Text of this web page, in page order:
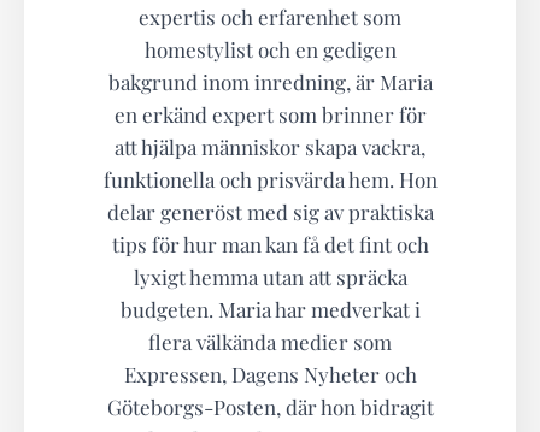
expertis och erfarenhet som
homestylist och en gedigen
bakgrund inom inredning, är Maria
en erkänd expert som brinner för
att hjälpa människor skapa vackra,
funktionella och prisvärda hem. Hon
delar generöst med sig av praktiska
tips för hur man kan få det fint och
lyxigt hemma utan att spräcka
budgeten. Maria har medverkat i
flera välkända medier som
Expressen, Dagens Nyheter och
Göteborgs-Posten, där hon bidragit